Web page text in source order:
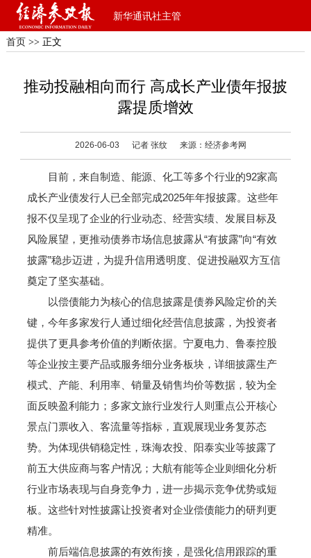
新华通讯社主管
首页 >> 正文
推动投融相向而行 高成长产业债年报披
露提质增效
2026-06-03 记者 张纹 来源：经济参考网
目前，来自制造、能源、化工等多个行业的92家高
成长产业债发行人已全部完成2025年年报披露。这些年
报不仅呈现了企业的行业动态、经营实绩、发展目标及
风险展望，更推动债券市场信息披露从“有披露”向“有效
披露”稳步迈进，为提升信用透明度、促进投融双方互信
奠定了坚实基础。
以偿债能力为核心的信息披露是债券风险定价的关
键，今年多家发行人通过细化经营信息披露，为投资者
提供了更具参考价值的判断依据。宁夏电力、鲁泰控股
等企业按主要产品或服务细分业务板块，详细披露生产
模式、产能、利用率、销量及销售均价等数据，较为全
面反映盈利能力；多家文旅行业发行人则重点公开核心
景点门票收入、客流量等指标，直观展现业务复苏态
势。为体现供销稳定性，珠海农投、阳泰实业等披露了
前五大供应商与客户情况；大航有能等企业则细化分析
行业市场表现与自身竞争力，进一步揭示竞争优势或短
板。这些针对性披露让投资者对企业偿债能力的研判更
精准。
前后端信息披露的有效衔接，是强化信用跟踪的重